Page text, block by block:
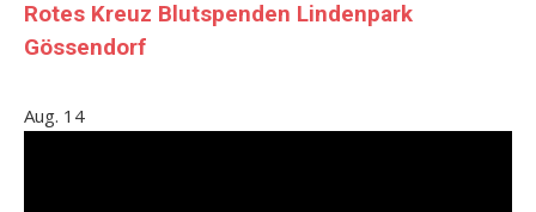
Rotes Kreuz Blutspenden Lindenpark
Gössendorf
Aug. 14